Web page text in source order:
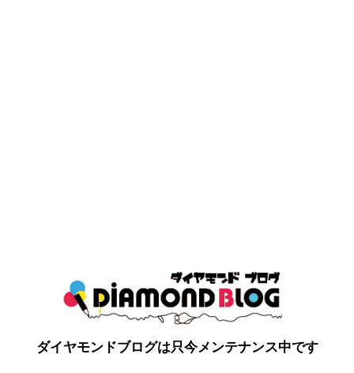
ダイヤモンドブログは只今メンテナンス中です